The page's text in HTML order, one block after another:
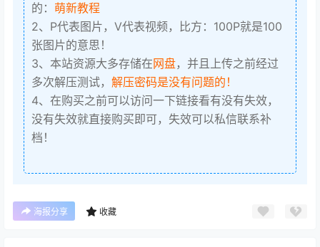
的： 萌新教程
2、P代表图片，V代表视频，比方：100P就是100
张图片的意思！
3、本站资源大多存储在网盘，并且上传之前经过
多次解压测试， 解压密码是没有问题的！
4、在购买之前可以访问一下链接看有没有失效，
没有失效就直接购买即可，失效可以私信联系补
档！
海报分享 收藏